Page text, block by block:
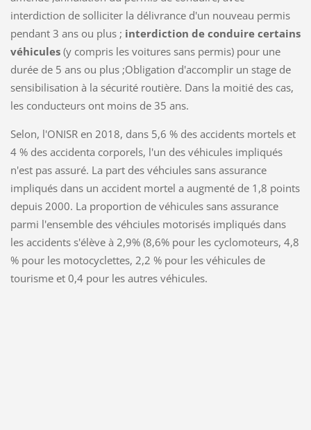
interdiction de solliciter la délivrance d'un nouveau permis
pendant 3 ans ou plus ; interdiction de conduire certains
véhicules (y compris les voitures sans permis) pour une
durée de 5 ans ou plus ;Obligation d'accomplir un stage de
sensibilisation à la sécurité routière. Dans la moitié des cas,
les conducteurs ont moins de 35 ans.
Selon, l'ONISR en 2018, dans 5,6 % des accidents mortels et
4 % des accidenta corporels, l'un des véhicules impliqués
n'est pas assuré. La part des véhciules sans assurance
impliqués dans un accident mortel a augmenté de 1,8 points
depuis 2000. La proportion de véhicules sans assurance
parmi l'ensemble des véhciules motorisés impliqués dans
les accidents s'élève à 2,9% (8,6% pour les cyclomoteurs, 4,8
% pour les motocyclettes, 2,2 % pour les véhicules de
tourisme et 0,4 pour les autres véhicules.